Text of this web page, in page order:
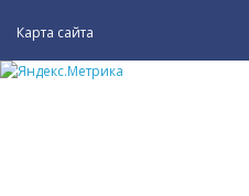
Карта сайта